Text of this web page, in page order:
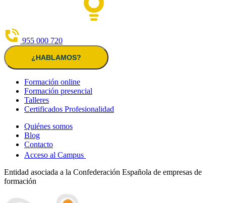
955 000 720
¿HABLAMOS?
Formación online
Formación presencial
Talleres
Certificados Profesionalidad
Quiénes somos
Blog
Contacto
Acceso al Campus
Entidad asociada a la Confederación Española de empresas de
formación